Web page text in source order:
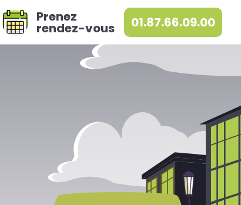
Prenez
rendez-vous 01.87.66.09.00